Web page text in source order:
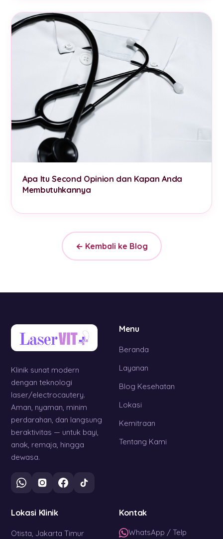
Apa Itu Second Opinion dan Kapan Anda
Membutuhkannya
← Kembali ke Blog
Klinik sunat modern
dengan teknologi
laser/electrocautery.
Aman, nyaman, minim
perdarahan, dan langsung
beraktivitas — untuk bayi,
anak, remaja, hingga
dewasa.
Menu
Beranda
Layanan
Blog Kesehatan
Lokasi
Kemitraan
Tentang Kami
Lokasi Klinik
Otista, Jakarta Timur
Kontak
WhatsApp / Telp